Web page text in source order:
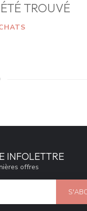
TROUVÉ
INFOLETTRE
offres